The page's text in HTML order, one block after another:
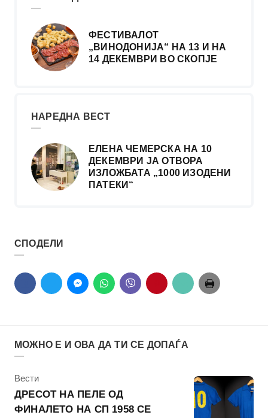
ФЕСТИВАЛОТ
„ВИНОДОНИЈА“ НА 13 И НА
14 ДЕКЕМВРИ ВО СКОПЈЕ
НАРЕДНА ВЕСТ
ЕЛЕНА ЧЕМЕРСКА НА 10
ДЕКЕМВРИ ЈА ОТВОРА
ИЗЛОЖБАТА „1000 ИЗОДЕНИ
ПАТЕКИ“
СПОДЕЛИ
МОЖНО Е И ОВА ДА ТИ СЕ ДОПАЃА
КАтегорија
Вести
ДРЕСОТ НА ПЕЛЕ ОД
ФИНАЛЕТО НА СП 1958 СЕ